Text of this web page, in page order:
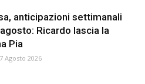
anticipazioni settimanali
Ricardo lascia la
Pia
7 Agosto 2026